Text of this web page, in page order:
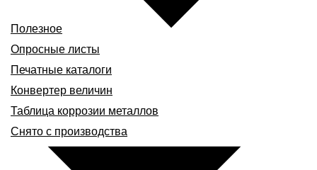
Полезное
Опросные листы
Печатные каталоги
Конвертер величин
Таблица коррозии металлов
Снято с производства